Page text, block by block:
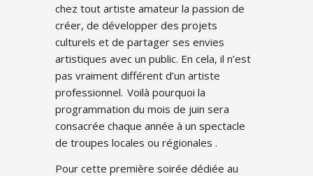
chez tout artiste amateur la passion de
créer, de développer des projets
culturels et de partager ses envies
artistiques avec un public. En cela, il n’est
pas vraiment différent d’un artiste
professionnel. Voilà pourquoi la
programmation du mois de juin sera
consacrée chaque année à un spectacle
de troupes locales ou régionales .
Pour cette première soirée dédiée au